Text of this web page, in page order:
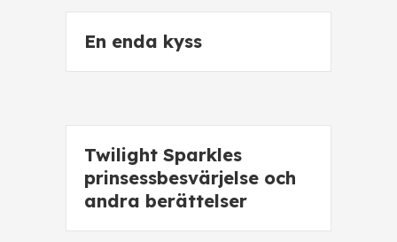
En enda kyss
Twilight Sparkles
prinsessbesvärjelse och
andra berättelser